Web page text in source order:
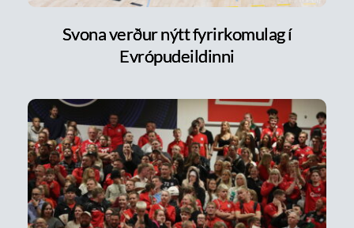
Svona verður nýtt fyrirkomulag í
Evrópudeildinni